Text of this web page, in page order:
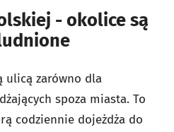
- okolice są
ulicą zarówno dla
spoza miasta. To
codziennie dojeżdża do